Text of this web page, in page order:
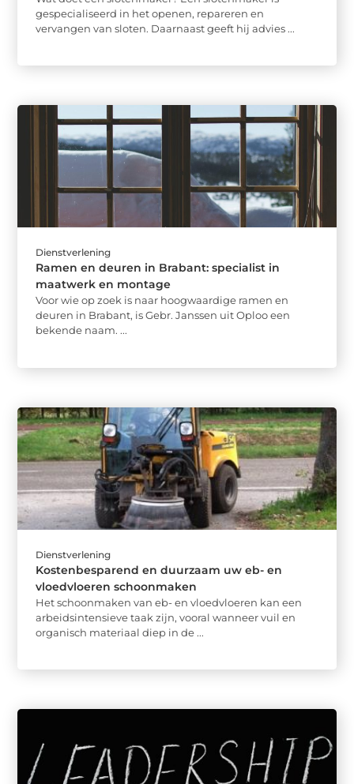
gespecialiseerd in het openen, repareren en
vervangen van sloten. Daarnaast geeft hij advies ...
Dienstverlening
Ramen en deuren in Brabant: specialist in
maatwerk en montage
Voor wie op zoek is naar hoogwaardige ramen en
deuren in Brabant, is Gebr. Janssen uit Oploo een
bekende naam. ...
Dienstverlening
Kostenbesparend en duurzaam uw eb- en
vloedvloeren schoonmaken
Het schoonmaken van eb- en vloedvloeren kan een
arbeidsintensieve taak zijn, vooral wanneer vuil en
organisch materiaal diep in de ...